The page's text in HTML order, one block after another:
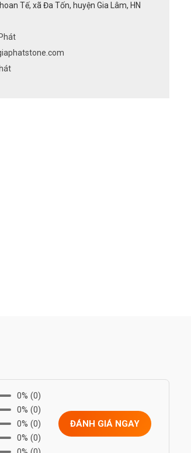
Tế, xã Đa Tốn, huyện Gia Lâm, HN
0% (0)
0% (0)
0% (0)
0% (0)
ĐÁNH GIÁ NGAY